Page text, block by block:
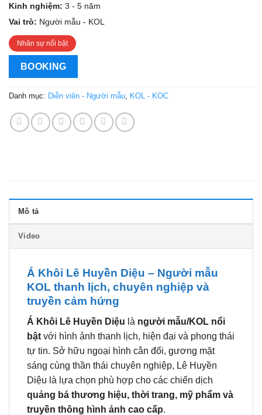
Kinh nghiệm: 3 - 5 năm
Vai trò: Người mẫu - KOL
Nhân sự nổi bật
BOOKING
Danh mục: Diễn viên - Người mẫu, KOL - KOC
Mô tả
Video
Á Khôi Lê Huyền Diệu – Người mẫu
KOL thanh lịch, chuyên nghiệp và
truyền cảm hứng
Á Khôi Lê Huyền Diệu là người mẫu/KOL nổi
bật với hình ảnh thanh lịch, hiện đại và phong thái
tự tin. Sở hữu ngoại hình cân đối, gương mặt
sáng cùng thần thái chuyên nghiệp, Lê Huyền
Diệu là lựa chọn phù hợp cho các chiến dịch
quảng bá thương hiệu, thời trang, mỹ phẩm và
truyền thông hình ảnh cao cấp.